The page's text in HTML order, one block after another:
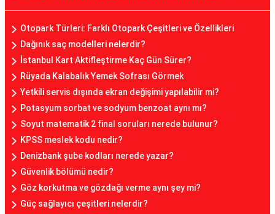
Otopark Türleri: Farklı Otopark Çeşitleri ve Özellikleri
Dağınık saç modelleri nelerdir?
İstanbul Kart Aktifleştirme Kaç Gün Sürer?
Rüyada Kalabalık Yemek Sofrası Görmek
Yetkili servis dışında ekran değişimi yapılabilir mi?
Potasyum sorbat ve sodyum benzoat aynı mı?
Soyut matematik 2 final soruları nerede bulunur?
KPSS meslek kodu nedir?
Denizbank şube kodları nerede yazar?
Güvenlik bölümü nedir?
Göz korkutma ve gözdağı verme aynı şey mi?
Güç sağlayıcı çeşitleri nelerdir?